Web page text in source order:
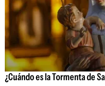
¿Cuándo es la Tormenta de